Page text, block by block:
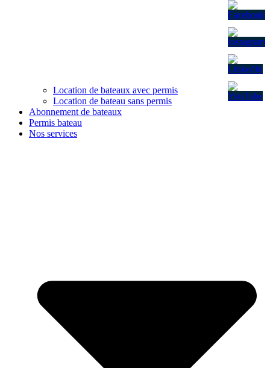
Location de bateaux avec permis
Location de bateau sans permis
Abonnement de bateaux
Permis bateau
Nos services